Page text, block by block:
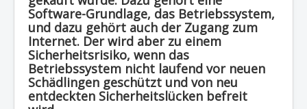
Software-Grundlage, das Betriebssystem,
und dazu gehört auch der Zugang zum
Internet. Der wird aber zu einem
Sicherheitsrisiko, wenn das
Betriebssystem nicht laufend vor neuen
Schädlingen geschützt und von neu
entdeckten Sicherheitslücken befreit